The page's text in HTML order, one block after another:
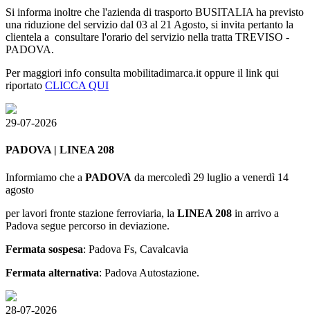
Si informa inoltre che l'azienda di trasporto BUSITALIA ha previsto
una riduzione del servizio dal 03 al 21 Agosto, si invita pertanto la
clientela a consultare l'orario del servizio nella tratta TREVISO -
PADOVA.
Per maggiori info consulta mobilitadimarca.it oppure il link qui
riportato CLICCA QUI
29-07-2026
PADOVA | LINEA 208
Informiamo che a PADOVA da mercoledì 29 luglio a venerdì 14
agosto
per lavori fronte stazione ferroviaria, la LINEA 208 in arrivo a
Padova segue percorso in deviazione.
Fermata sospesa: Padova Fs, Cavalcavia
Fermata alternativa: Padova Autostazione.
28-07-2026